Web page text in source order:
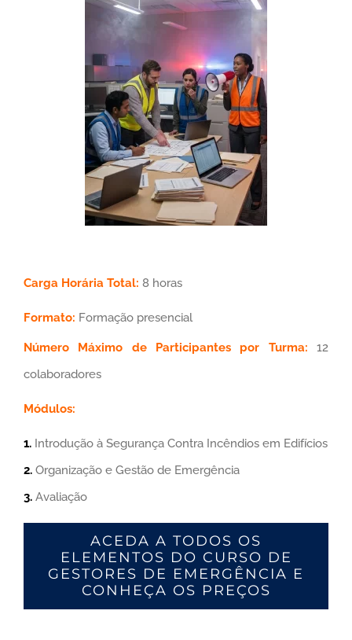
Carga Horária Total: 8 horas
Formato: Formação presencial
Número Máximo de Participantes por Turma: 12
colaboradores
Módulos:
1.Introdução à Segurança Contra Incêndios em Edifícios
2.Organização e Gestão de Emergência
3.Avaliação
ACEDA A TODOS OS
ELEMENTOS DO CURSO DE
GESTORES DE EMERGÊNCIA E
CONHEÇA OS PREÇOS